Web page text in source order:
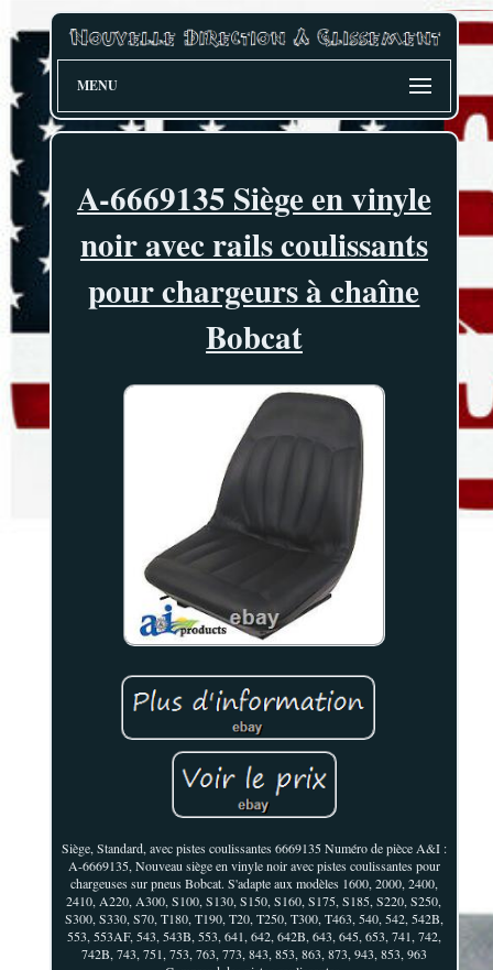
MENU
A-6669135 Siège en vinyle
noir avec rails coulissants
pour chargeurs à chaîne
Bobcat
Siège, Standard, avec pistes coulissantes 6669135 Numéro de pièce A&I :
A-6669135, Nouveau siège en vinyle noir avec pistes coulissantes pour
chargeuses sur pneus Bobcat. S'adapte aux modèles 1600, 2000, 2400,
2410, A220, A300, S100, S130, S150, S160, S175, S185, S220, S250,
S300, S330, S70, T180, T190, T20, T250, T300, T463, 540, 542, 542B,
553, 553AF, 543, 543B, 553, 641, 642, 642B, 643, 645, 653, 741, 742,
742B, 743, 751, 753, 763, 773, 843, 853, 863, 873, 943, 853, 963